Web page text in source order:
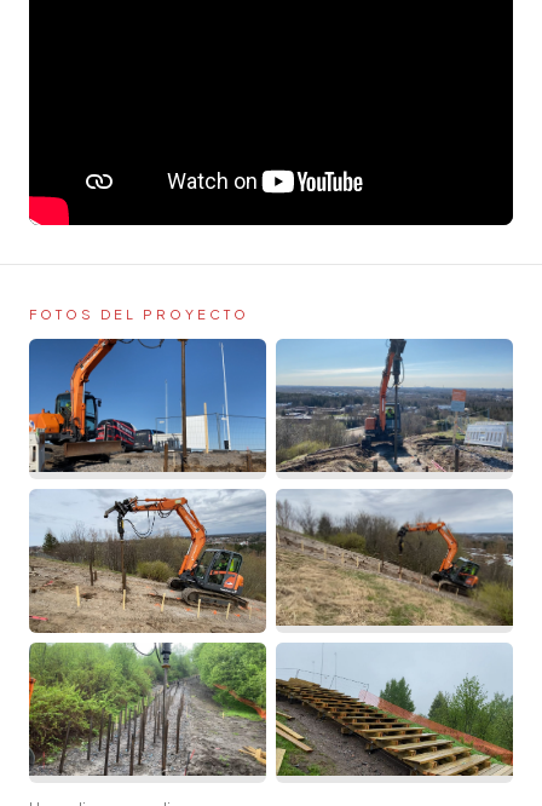
FOTOS DEL PROYECTO